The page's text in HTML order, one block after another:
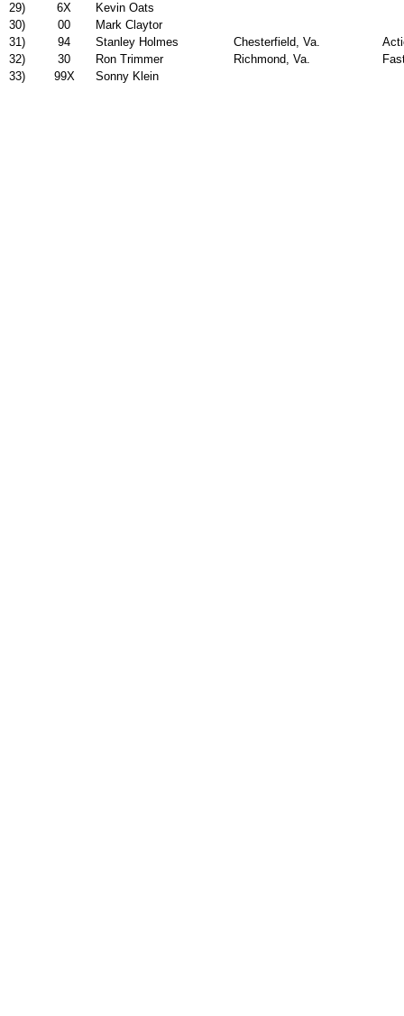
29)
6X
Kevin Oats
30)
00
Mark Claytor
31)
94 Stanley Holmes Chesterfield, Va.
32)
30 Ron Trimmer Richmond, Va.
33)
99X Sonny Klein